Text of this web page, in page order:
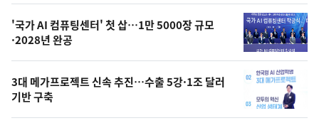
오
늘
의
사
진
'국가 AI 컴퓨팅센터' 첫 삽…1만 5000장 규모
·2028년 완공
3대 메가프로젝트 신속 추진…수출 5강·1조 달러
기반 구축